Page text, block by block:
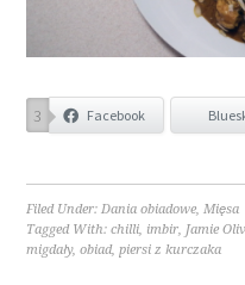
3 Facebook
Filed Under:Dania obiadowe,Mięsa
Tagged With:chilli, imbir, Jamie
migdały,obiad,piersi z kurczaka